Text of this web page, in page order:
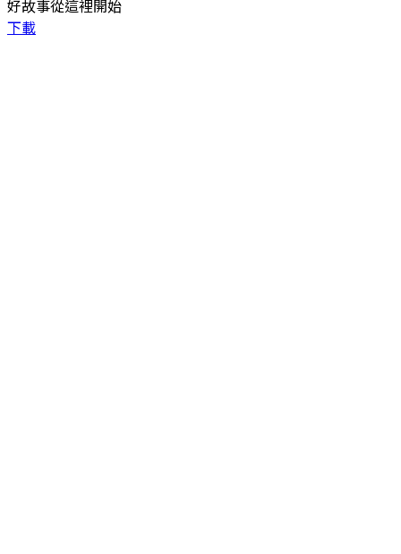
好故事從這裡開始
下載